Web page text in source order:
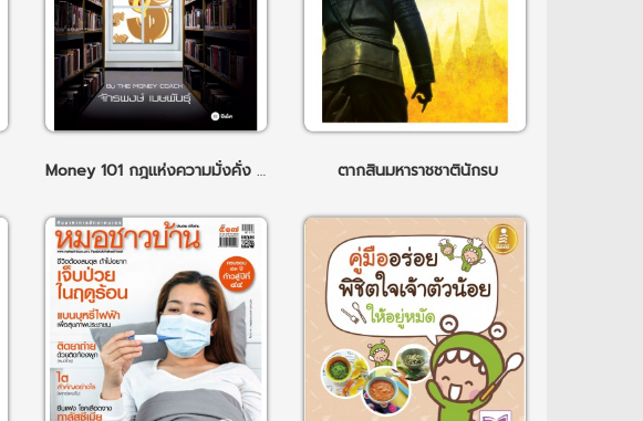
Money 101 กฎแห่งความมั่งคั่ง 9 ประการ ตากสินมหาราชชาตินักรบ